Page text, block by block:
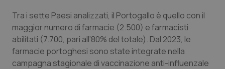
Sangue & coagulazione
Tiroide
Tra i sette Paesi analizzati, il Portogallo è quello con il
maggior numero di farmacie (2.500) e farmacisti
abilitati (7.700, pari all’80% del totale). Dal 2023, le
farmacie portoghesi sono state integrate nella
campagna stagionale di vaccinazione anti-influenzale